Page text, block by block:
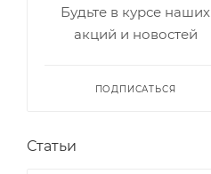
Будьте в курсе наших
акций и новостей
ПОДПИСАТЬСЯ
Статьи